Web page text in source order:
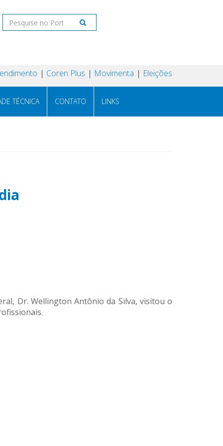
Coren Plus Movimenta Eleições
TÉCNICA CONTATO LINKS
Dr. Wellington Antônio da Silva, visitou o